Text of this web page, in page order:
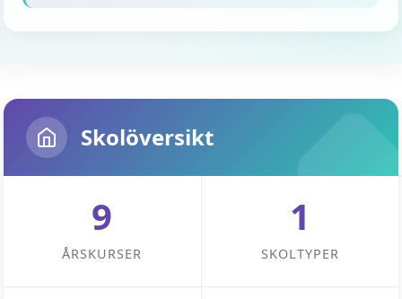
Skolöversikt
9
ÅRSKURSER
1
SKOLTYPER